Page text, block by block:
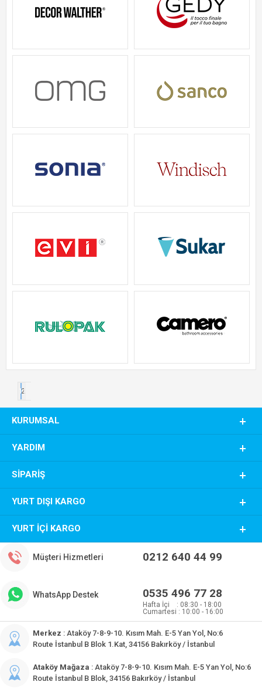
12
KURUMSAL
YARDIM
SIPARIŞ
YURT DIŞI KARGO
YURT İÇI KARGO
Müşteri Hizmetleri 0212 640 44 99
WhatsApp Destek 0535 496 77 28
Hafta İçi : 08:30 - 18:00
Cumartesi : 10:00 - 16:00
Merkez : Ataköy 7-8-9-10. Kısım Mah. E-5 Yan Yol, No:6
Route İstanbul B Blok 1.Kat, 34156 Bakırköy / İstanbul
Ataköy Mağaza : Ataköy 7-8-9-10. Kısım Mah. E-5 Yan Yol, No:6
Route İstanbul B Blok, 34156 Bakırköy / İstanbul